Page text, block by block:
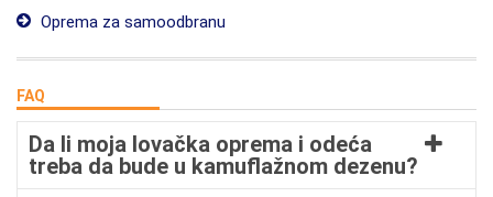
Oprema za samoodbranu
FAQ
Da li moja lovačka oprema i odeća
treba da bude u kamuflažnom dezenu?